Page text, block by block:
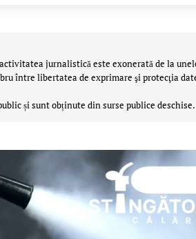
jurnalistică este exonerată de la
între libertatea de exprimare şi protecţia
și sunt obținute din surse publice deschise.